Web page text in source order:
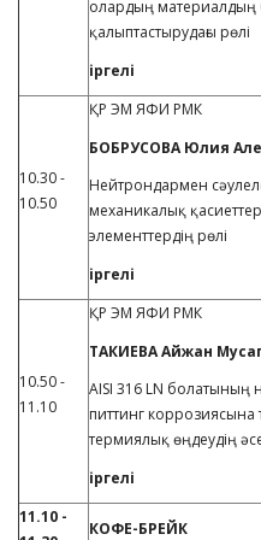
олардың материалдың
қалыптастырудағы рөлі
іргелі
10.30 -
10.50
ҚР ЭМ ЯФИ РМК
БОБРУСОВА Юлия
Нейтрондармен
механикалық
элементтердің рөлі
іргелі
10.50 -
11.10
ҚР ЭМ ЯФИ РМК
ТАКИЕВА Айжан
AISI 316 LN болатының
питтинг коррозиясына
термиялық өңдеудің
іргелі
11.10 -
КОФЕ-БРЕЙК